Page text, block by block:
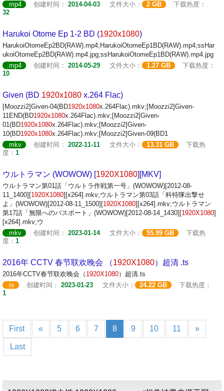
.mp4
创建时间： 2014-04-03 文件大小： 2 GB
下载热度：
32
Harukoi Otome Ep 1-2 BD (1920x1080)
HarukoiOtomeEp2BD(RAW).mp4;HarukoiOtomeEp1BD(RAW).mp4;ssHar
ukoiOtomeEp2BD(RAW).mp4.jpg;ssHarukoiOtomeEp1BD(RAW).mp4.jpg
.mp4
创建时间： 2014-05-29 文件大小： 1.27 GB
下载热度：
10
Given (BD 1920x1080 x.264 Flac)
[Moozzi2]Given-04(BD1920x1080x.264Flac).mkv;[Moozzi2]Given-
11END(BD1920x1080x.264Flac).mkv;[Moozzi2]Given-
01(BD1920x1080x.264Flac).mkv;[Moozzi2]Given-
10(BD1920x1080x.264Flac).mkv;[Moozzi2]Given-09(BD1
.mkv
创建时间： 2022-11-11 文件大小： 13.31 GB
下载热
度： 1
ウルトラマン (WOWOW) [1920X1080][MKV]
ウルトラマン第01話「ウルトラ作戦第一号」(WOWOW)[2012-08-
11_1400][1920X1080][x264].mkv;ウルトラマン第03話「科特隊出撃せ
よ」(WOWOW)[2012-08-11_1500][1920X1080][x264].mkv;ウルトラマン
第17話「無限へのパスポート」(WOWOW)[2012-08-14_1430][1920X1080]
[x264].mkv;ウ
.mkv
创建时间： 2023-01-14 文件大小： 55.99 GB
下载热
度： 1
2016年 CCTV 春节联欢晚会 （1920X1080）超清 .ts
2016年CCTV春节联欢晚会（ 1920X1080）超清.ts
.ts
创建时间： 2023-01-23 文件大小： 24.22 GB
下载热度：
1
First « 5 6 7 8 9 10 11 »
Last